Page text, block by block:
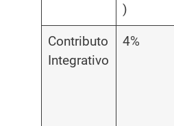
)
Contributo
Integrativo
4%